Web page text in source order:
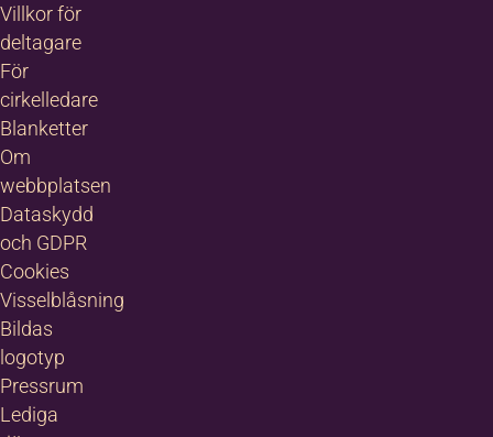
Villkor för
deltagare
För
cirkelledare
Blanketter
Om
webbplatsen
Dataskydd
och GDPR
Cookies
Visselblåsning
Bildas
logotyp
Pressrum
Lediga